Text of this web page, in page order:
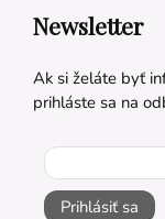
Newsletter
Ak si želáte byť
prihláste sa na
Prihlásiť sa